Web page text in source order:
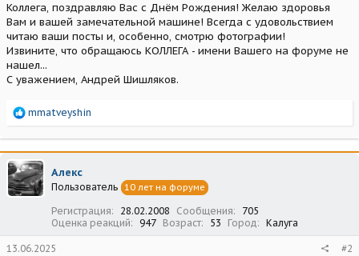
Коллега, поздравляю Вас с Днём Рождения! Желаю здоровья
Вам и вашей замечательной машине! Всегда с удовольствием
читаю ваши посты и, особенно, смотрю фотографии!
Извините, что обращаюсь КОЛЛЕГА - имени Вашего на форуме не
нашел...
С уважением, Андрей Шишляков.
Р
а
к
ц
и
и
mmatveyshin
Алекс
Пользователь 10 лет на форуме
Регистрация 28.02.2008 Сообщения
705
Оценка реакций
947 Возраст 53 Город Калуга
13.06.2025 #2